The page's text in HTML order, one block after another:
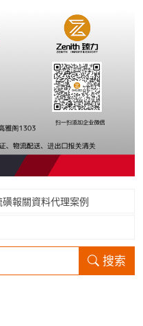
報關資料代理案例
搜索